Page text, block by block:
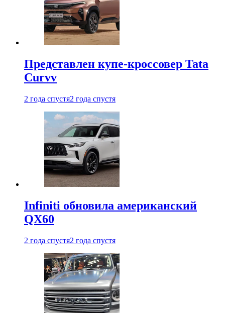
Представлен купе-кроссовер Tata
Curvv
2 года спустя2 года спустя
Infiniti обновила американский
QX60
2 года спустя2 года спустя